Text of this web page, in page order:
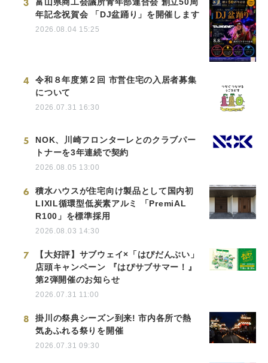
3
年記念祝賀会 「DJ盆踊り」を開催します
2026.08.04 15:25
4
令和８年度第２回 市営住宅の入居者募集
について
2026.07.31 16:30
5
NOK、川崎フロンターレとのクラブパー
トナーを3年連続で契約
2026.08.05 13:00
6
積水ハウスが住宅向け製品として国内初
LIXIL循環型低炭素アルミ 「PremiAL
R100」を標準採用
2026.08.03 14:30
7
【大好評】サブウェイ×「はぴだんぶい」
店頭キャンペーン 『はぴサブサマー！』
第2弾開催のお知らせ
2026.07.31 11:00
8
掛川の祭典シーズン到来! 市内各所で熱
気あふれる祭りを開催
2026.07.31 09:30